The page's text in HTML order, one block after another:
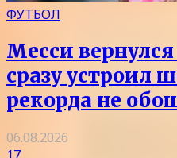
ФУТБОЛ
Месси
сразу устроил
рекорда не
06.08.2026
17